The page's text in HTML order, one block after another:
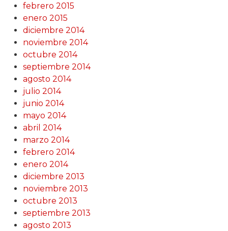
febrero 2015
enero 2015
diciembre 2014
noviembre 2014
octubre 2014
septiembre 2014
agosto 2014
julio 2014
junio 2014
mayo 2014
abril 2014
marzo 2014
febrero 2014
enero 2014
diciembre 2013
noviembre 2013
octubre 2013
septiembre 2013
agosto 2013